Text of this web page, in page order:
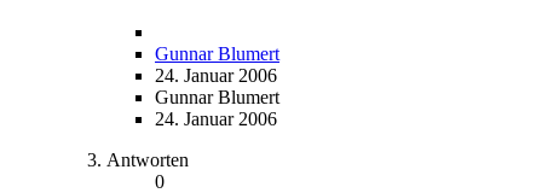
Gunnar Blumert
24. Januar 2006
Gunnar Blumert
24. Januar 2006
Antworten
0